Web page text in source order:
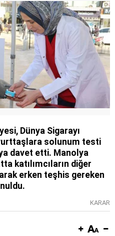
Dünya Sigarayı
solunum testi
davet etti. Manolya
katılımcıların diğer
erken teşhis gereken
KARAR